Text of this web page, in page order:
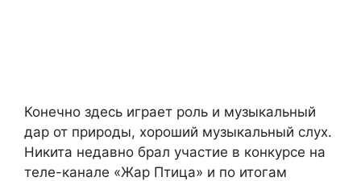
Конечно здесь играет роль и музыкальный
дар от природы, хороший музыкальный слух.
Никита недавно брал участие в конкурсе на
теле-канале «Жар Птица» и по итогам